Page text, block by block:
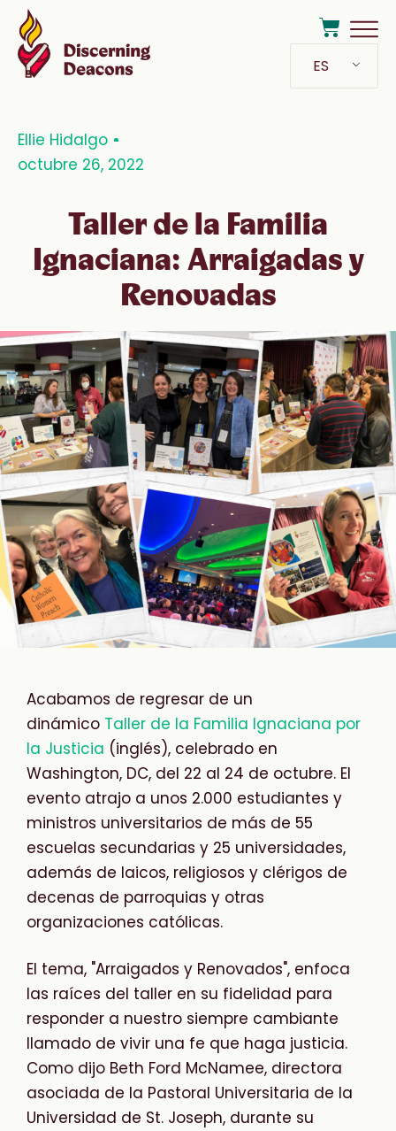
ES
Ellie Hidalgo
octubre 26, 2022
Taller de la Familia
Ignaciana: Arraigadas y
Renovadas
Acabamos de regresar de un
dinámico Taller de la Familia Ignaciana por
la Justicia (inglés), celebrado en
Washington, DC, del 22 al 24 de octubre. El
evento atrajo a unos 2.000 estudiantes y
ministros universitarios de más de 55
escuelas secundarias y 25 universidades,
además de laicos, religiosos y clérigos de
decenas de parroquias y otras
organizaciones católicas.
El tema, "Arraigados y Renovados", enfoca
las raíces del taller en su fidelidad para
responder a nuestro siempre cambiante
llamado de vivir una fe que haga justicia.
Como dijo Beth Ford McNamee, directora
asociada de la Pastoral Universitaria de la
Universidad de St. Joseph, durante su